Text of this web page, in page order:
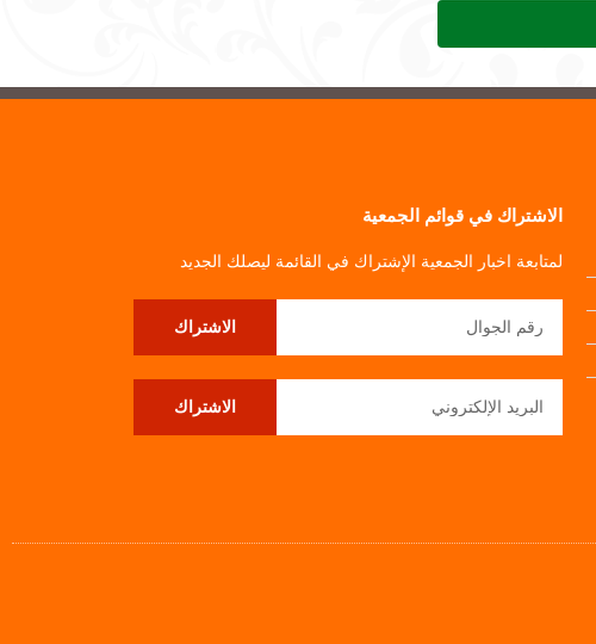
الاشتراك في قوائم الجمعية
لمتابعة اخبار الجمعية الإشتراك في القائمة ليصلك الجديد
الاشتراك
الاشتراك